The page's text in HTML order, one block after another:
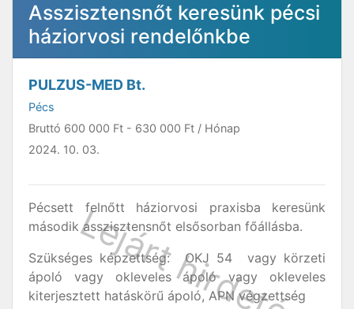
Asszisztensnőt keresünk pécsi
háziorvosi rendelőnkbe
PULZUS-MED Bt.
Pécs
Bruttó 600 000 Ft - 630 000 Ft / Hónap
2024. 10. 03.
Pécsett felnőtt háziorvosi praxisba keresünk
második asszisztensnőt elsősorban főállásba.
Szükséges képzettség: OKJ 54 vagy körzeti
ápoló vagy okleveles ápoló vagy okleveles
kiterjesztett hatáskörű ápoló, APN végzettség